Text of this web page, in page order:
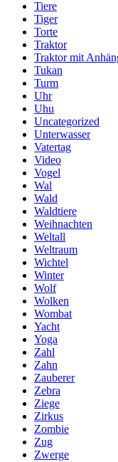
Tiere
Tiger
Torte
Traktor
Traktor mit
Tukan
Turm
Uhr
Uhu
Uncategorized
Unterwasser
Vatertag
Video
Vogel
Wal
Wald
Waldtiere
Weihnachten
Weltall
Weltraum
Wichtel
Winter
Wolf
Wolken
Wombat
Yacht
Yoga
Zahl
Zahn
Zauberer
Zebra
Ziege
Zirkus
Zombie
Zug
Zwerge